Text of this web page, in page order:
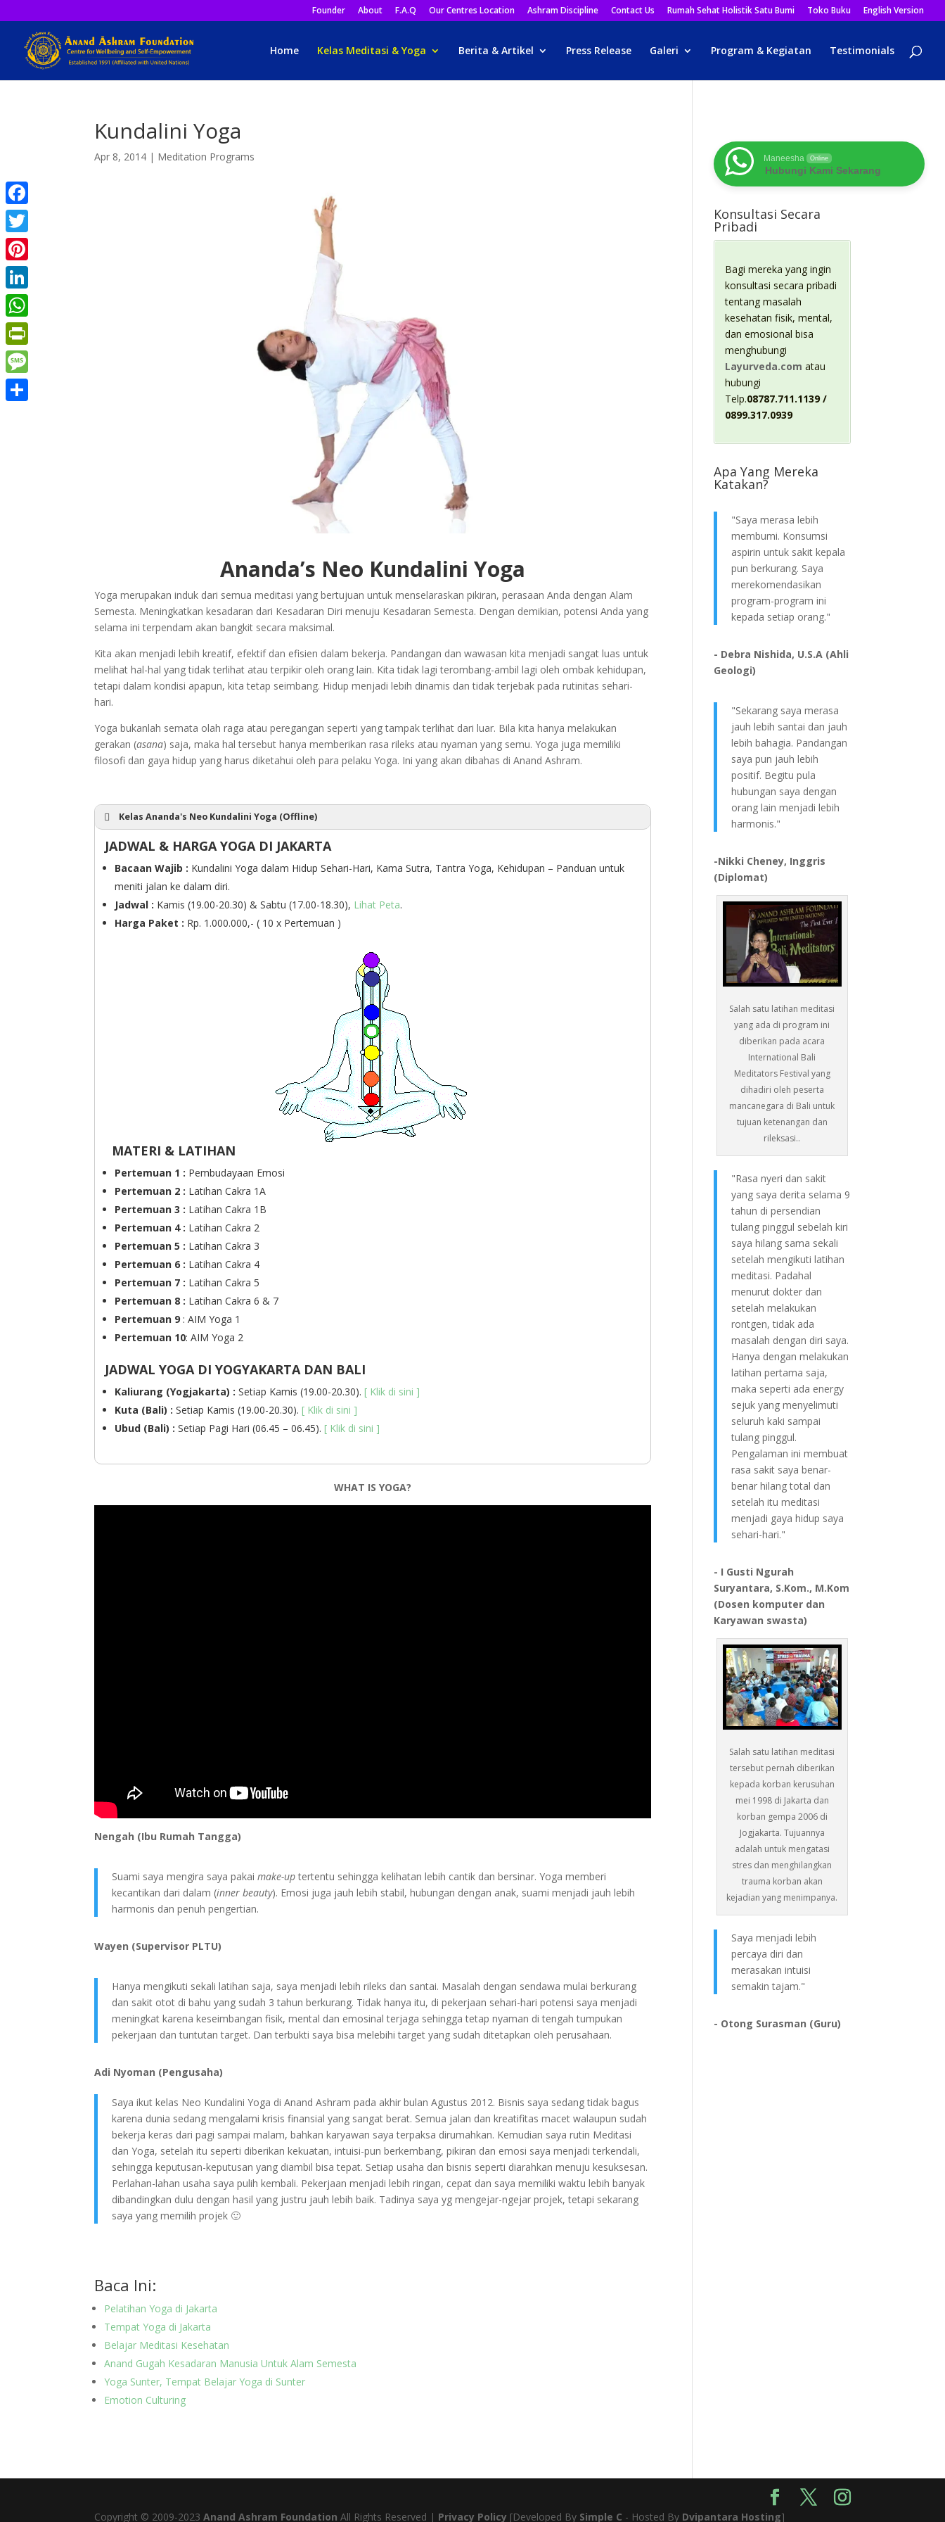
Founder About F.A.Q Our Centres Location Ashram Discipline Contact Us Rumah Sehat Holistik Satu Bumi Toko Buku English Version
Home Kelas Meditasi & Yoga Berita & Artikel Press Release Galeri Program & Kegiatan Testimonials
Kundalini Yoga
Apr 8, 2014 | Meditation Programs
Ananda’s Neo Kundalini Yoga
Yoga merupakan induk dari semua meditasi yang bertujuan untuk menselaraskan pikiran, perasaan Anda dengan Alam
Semesta. Meningkatkan kesadaran dari Kesadaran Diri menuju Kesadaran Semesta. Dengan demikian, potensi Anda yang
selama ini terpendam akan bangkit secara maksimal.
Kita akan menjadi lebih kreatif, efektif dan efisien dalam bekerja. Pandangan dan wawasan kita menjadi sangat luas untuk
melihat hal-hal yang tidak terlihat atau terpikir oleh orang lain. Kita tidak lagi terombang-ambil lagi oleh ombak kehidupan,
tetapi dalam kondisi apapun, kita tetap seimbang. Hidup menjadi lebih dinamis dan tidak terjebak pada rutinitas sehari-
hari.
Yoga bukanlah semata olah raga atau peregangan seperti yang tampak terlihat dari luar. Bila kita hanya melakukan
gerakan (asana) saja, maka hal tersebut hanya memberikan rasa rileks atau nyaman yang semu. Yoga juga memiliki
filosofi dan gaya hidup yang harus diketahui oleh para pelaku Yoga. Ini yang akan dibahas di Anand Ashram.
Kelas Ananda's Neo Kundalini Yoga (Offline)
JADWAL & HARGA YOGA DI JAKARTA
Bacaan Wajib : Kundalini Yoga dalam Hidup Sehari-Hari, Kama Sutra, Tantra Yoga, Kehidupan – Panduan untuk
meniti jalan ke dalam diri.
Jadwal : Kamis (19.00-20.30) & Sabtu (17.00-18.30), Lihat Peta.
Harga Paket : Rp. 1.000.000,- ( 10 x Pertemuan )
MATERI & LATIHAN
Pertemuan 1 : Pembudayaan Emosi
Pertemuan 2 : Latihan Cakra 1A
Pertemuan 3 : Latihan Cakra 1B
Pertemuan 4 : Latihan Cakra 2
Pertemuan 5 : Latihan Cakra 3
Pertemuan 6 : Latihan Cakra 4
Pertemuan 7 : Latihan Cakra 5
Pertemuan 8 : Latihan Cakra 6 & 7
Pertemuan 9 : AIM Yoga 1
Pertemuan 10: AIM Yoga 2
JADWAL YOGA DI YOGYAKARTA DAN BALI
Kaliurang (Yogjakarta) : Setiap Kamis (19.00-20.30). [ Klik di sini ]
Kuta (Bali) : Setiap Kamis (19.00-20.30). [ Klik di sini ]
Ubud (Bali) : Setiap Pagi Hari (06.45 – 06.45). [ Klik di sini ]
WHAT IS YOGA?
Nengah (Ibu Rumah Tangga)
Suami saya mengira saya pakaimake-uptertentu sehingga kelihatan lebih cantik dan bersinar. Yoga memberi
kecantikan dari dalam (inner beauty). Emosi juga jauh lebih stabil, hubungan dengan anak, suami menjadi jauh lebih
harmonis dan penuh pengertian.
Wayen (Supervisor PLTU)
Hanya mengikuti sekali latihan saja, saya menjadi lebih rileks dan santai. Masalah dengan sendawa mulai berkurang
dan sakit otot di bahu yang sudah 3 tahun berkurang. Tidak hanya itu, di pekerjaan sehari-hari potensi saya menjadi
meningkat karena keseimbangan fisik, mental dan emosinal terjaga sehingga tetap nyaman di tengah tumpukan
pekerjaan dan tuntutan target. Dan terbukti saya bisa melebihi target yang sudah ditetapkan oleh perusahaan.
Adi Nyoman (Pengusaha)
Saya ikut kelas Neo Kundalini Yoga di Anand Ashram pada akhir bulan Agustus 2012. Bisnis saya sedang tidak bagus
karena dunia sedang mengalami krisis finansial yang sangat berat. Semua jalan dan kreatifitas macet walaupun sudah
bekerja keras dari pagi sampai malam, bahkan karyawan saya terpaksa dirumahkan. Kemudian saya rutin Meditasi
dan Yoga, setelah itu seperti diberikan kekuatan, intuisi-pun berkembang, pikiran dan emosi saya menjadi terkendali,
sehingga keputusan-keputusan yang diambil bisa tepat. Setiap usaha dan bisnis seperti diarahkan menuju kesuksesan.
Perlahan-lahan usaha saya pulih kembali. Pekerjaan menjadi lebih ringan, cepat dan saya memiliki waktu lebih banyak
dibandingkan dulu dengan hasil yang justru jauh lebih baik. Tadinya saya yg mengejar-ngejar projek, tetapi sekarang
saya yang memilih projek 🙂
Baca Ini:
Pelatihan Yoga di Jakarta
Tempat Yoga di Jakarta
Belajar Meditasi Kesehatan
Anand Gugah Kesadaran Manusia Untuk Alam Semesta
Yoga Sunter, Tempat Belajar Yoga di Sunter
Emotion Culturing
Maneesha Online
Hubungi Kami Sekarang
Konsultasi Secara
Pribadi
Bagi mereka yang ingin
konsultasi secara pribadi
tentang masalah
kesehatan fisik, mental,
dan emosional bisa
menghubungi
Layurveda.com atau
hubungi
Telp.08787.711.1139 /
0899.317.0939
Apa Yang Mereka
Katakan?
"Saya merasa lebih
membumi. Konsumsi
aspirin untuk sakit kepala
pun berkurang. Saya
merekomendasikan
program-program ini
kepada setiap orang."
- Debra Nishida, U.S.A (Ahli
Geologi)
"Sekarang saya merasa
jauh lebih santai dan jauh
lebih bahagia. Pandangan
saya pun jauh lebih
positif. Begitu pula
hubungan saya dengan
orang lain menjadi lebih
harmonis."
-Nikki Cheney, Inggris
(Diplomat)
Salah satu latihan meditasi
yang ada di program ini
diberikan pada acara
International Bali
Meditators Festival yang
dihadiri oleh peserta
mancanegara di Bali untuk
tujuan ketenangan dan
rileksasi..
"Rasa nyeri dan sakit
yang saya derita selama 9
tahun di persendian
tulang pinggul sebelah kiri
saya hilang sama sekali
setelah mengikuti latihan
meditasi. Padahal
menurut dokter dan
setelah melakukan
rontgen, tidak ada
masalah dengan diri saya.
Hanya dengan melakukan
latihan pertama saja,
maka seperti ada energy
sejuk yang menyelimuti
seluruh kaki sampai
tulang pinggul.
Pengalaman ini membuat
rasa sakit saya benar-
benar hilang total dan
setelah itu meditasi
menjadi gaya hidup saya
sehari-hari."
- I Gusti Ngurah
Suryantara, S.Kom., M.Kom
(Dosen komputer dan
Karyawan swasta)
Salah satu latihan meditasi
tersebut pernah diberikan
kepada korban kerusuhan
mei 1998 di Jakarta dan
korban gempa 2006 di
Jogjakarta. Tujuannya
adalah untuk mengatasi
stres dan menghilangkan
trauma korban akan
kejadian yang menimpanya.
Saya menjadi lebih
percaya diri dan
merasakan intuisi
semakin tajam."
- Otong Surasman (Guru)
Copyright © 2009-2023Anand Ashram Foundation All Rights Reserved | Privacy Policy [Developed By Simple C - Hosted By Dvipantara Hosting]
Facebook
Twitter
Pinterest
LinkedIn
WhatsApp
PrintFriendly
Message